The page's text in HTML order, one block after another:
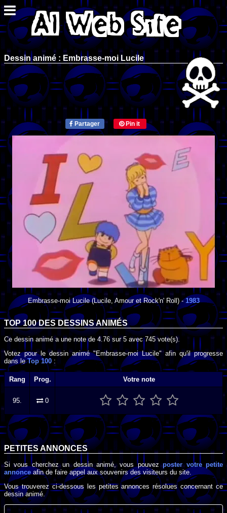
Dessin animé : Embrasse-moi Lucile
Partager Pin it
Embrasse-moi Lucile(Lucile, Amour et Rock'n' Roll) -1983
TOP 100 DES DESSINS ANIMÉS
Ce dessin animé a une note de 4.76sur5 avec745vote(s).
Votez pour le dessin animé "Embrasse-moi Lucile" afin qu'il progresse
dans leTop 100 :
Rang Prog. Votre note
95. 0
PETITES ANNONCES
Si vous cherchez un dessin animé, vous pouvezposter votre petite
annonce afin de faire appel aux souvenirs des visiteurs du site.
Vous trouverez ci-dessous les petites annonces résolues concernant ce
dessin animé.